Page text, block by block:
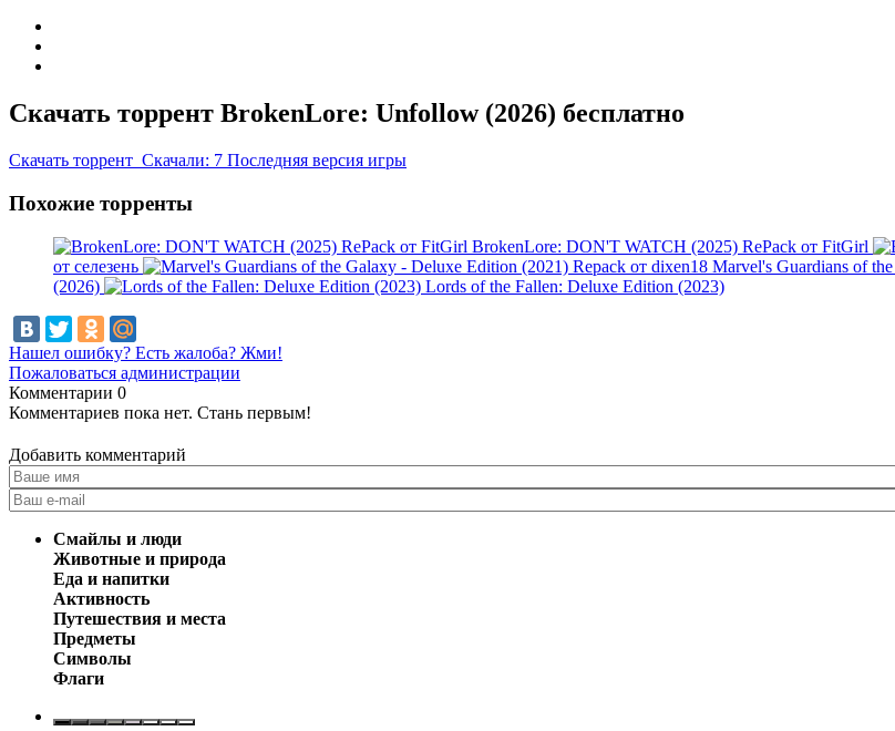
Скачать торрент BrokenLore: Unfollow (2026) бесплатно
Скачать торрент Скачали: 7 Последняя версия игры
Похожие торренты
BrokenLore: DON'T WATCH (2025) RePack от FitGirl
от селезень
Marvel's Guardians of
(2026)
Lords of the Fallen: Deluxe Edition (2023)
Нашел ошибку? Есть жалоба? Жми!
Пожаловаться администрации
Комментарии 0
Комментариев пока нет. Стань первым!
Добавить комментарий
Смайлы и люди
Животные и природа
Еда и напитки
Активность
Путешествия и места
Предметы
Символы
Флаги